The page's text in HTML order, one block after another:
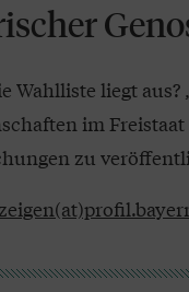
liegt aus?
im
zu